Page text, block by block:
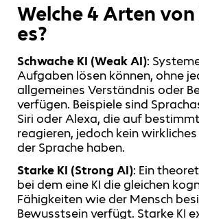
Welche 4 Arten
es?
Schwache KI (Weak AI):
Aufgaben lösen können, ohne
allgemeines Verständnis oder
verfügen. Beispiele sind
Siri oder Alexa, die auf
reagieren, jedoch kein
der Sprache haben.
Starke KI (Strong AI): Ein
bei dem eine KI die gleichen
Fähigkeiten wie der Mensch
Bewusstsein verfügt. Starke KI